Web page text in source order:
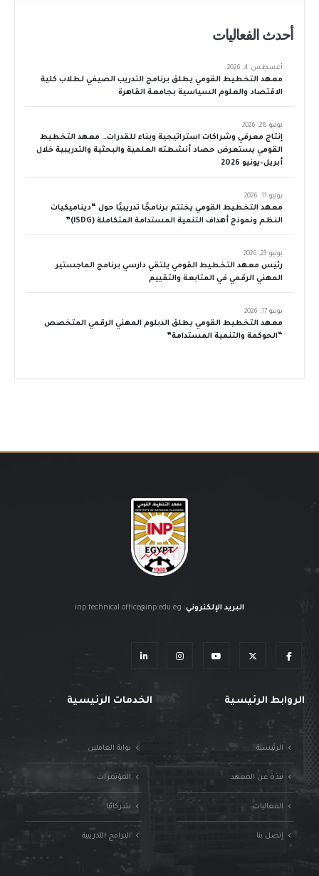
أحدث الفعاليات
معهد التخطيط القومي يطلق برنامج التدريب الصيفي لطلاب كلية
الاقتصاد والعلوم السياسية بجامعة القاهرة
أغسطس 4, 2026
إنتاج معرفي وشراكات استراتيجية وبناء للقدرات… معهد التخطيط
القومي يستعرض حصاد أنشطته العلمية والبحثية والتدريبية خلال
أبريل–يونيو 2026
يوليو 28, 2026
معهد التخطيط القومي يختتم برنامجًا تدريبيًا حول “ديناميكيات
النظم ونموذج أهداف التنمية المستدامة المتكاملة (iSDG)”
يوليو 11, 2026
رئيس معهد التخطيط القومي يلتقي دارسي برنامج الماجستير
المهني الرقمي في المتابعة والتقييم
يونيو 23, 2026
معهد التخطيط القومي يطلق الدبلوم المهني الرقمي المتخصص
“الحوكمة والتنمية المستدامة”
يونيو 17, 2026
البريد الإلكتروني:
inp.technical.office@inp.edu.eg
الروابط الرئيسية
الرئيسية
نبذة عن المعهد
الفعاليات
إتصل بنا
الخدمات الرئيسية
بوابة العاملين
المؤتمرات
شركائنا
البرامج التدريبية